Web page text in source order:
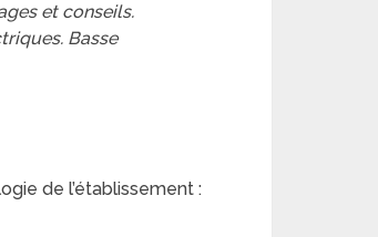
et conseils.
Basse
de l’établissement :